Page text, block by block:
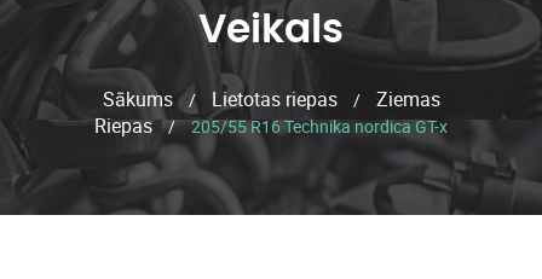
Veikals
Sākums / Lietotas riepas /
Ziemas
Riepas / 205/55 R16 Technika nordica GT-x